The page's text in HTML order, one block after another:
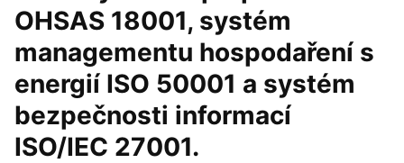
OHSAS 18001, systém
managementu hospodaření s
energií ISO 50001 a systém
bezpečnosti informací
ISO/IEC 27001.